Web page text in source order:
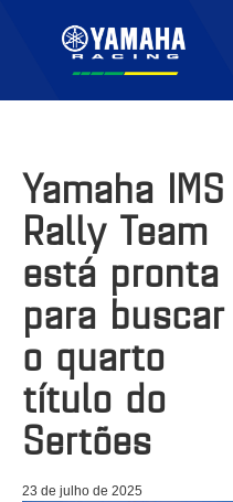
Yamaha IMS
Rally Team
está pronta
para buscar
o quarto
título do
Sertões
23 de julho de 2025